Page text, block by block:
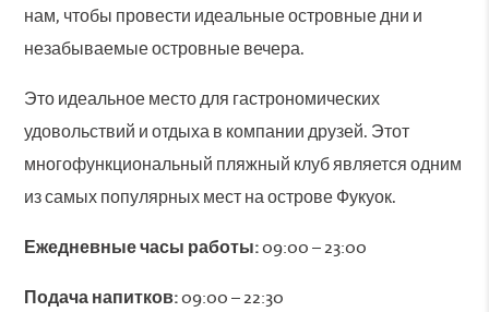
нам, чтобы провести идеальные островные дни и
незабываемые островные вечера.
Это идеальное место для гастрономических
удовольствий и отдыха в компании друзей. Этот
многофункциональный пляжный клуб является одним
из самых популярных мест на острове Фукуок.
Ежедневные часы работы:09:00 – 23:00
Подача напитков:09:00 – 22:30